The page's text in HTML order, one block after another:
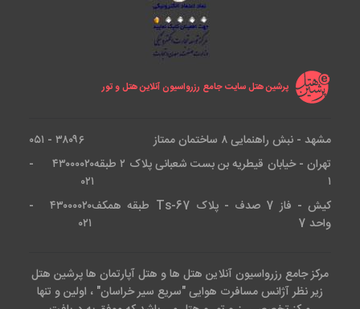
پرشین هتل سایت جامع رزرواسیون آنلاین هتل و تور
مشهد - نبش راهنمایی ۸ ساختمان ممتاز
۳۸۰۹۶ - ۰۵۱
تهران - خیابان قیطریه بن بست شعبانی پلاک ۲ طبقه
۱
۴۳۰۰۰۰۲۰ -
۰۲۱
کیش - فاز 7 صدف - پلاک Ts-67 طبقه همکف
واحد 7
۴۳۰۰۰۰۲۰ -
۰۲۱
مرکز جامع رزرواسیون آنلاین هتل ها و هتل آپارتمان ها پرشین هتل
زیر نظر آژانس مسافرت هوایی "سریع سیر خراسان" ، اولین و تنها